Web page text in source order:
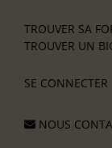
TROUVER SA
TROUVER UN
SE CONNECTER
NOUS